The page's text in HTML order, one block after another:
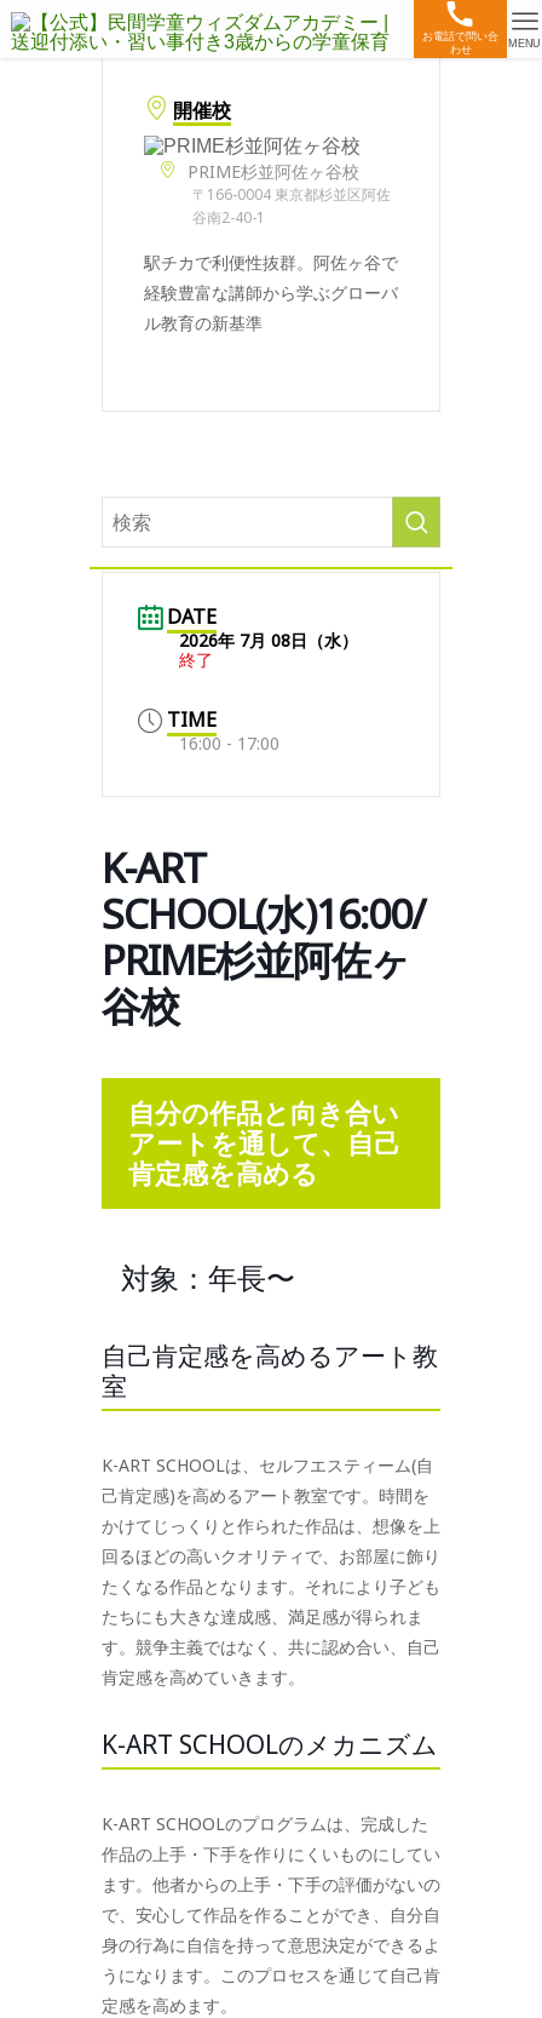
お電話で問い合
わせ
MENU
開催校
PRIME杉並阿佐ヶ谷校
〒166-0004 東京都杉並区阿佐
谷南2-40-1
駅チカで利便性抜群。阿佐ヶ谷で
経験豊富な講師から学ぶグローバ
ル教育の新基準
DATE
2026年 7月 08日（水）
終了
TIME
16:00 - 17:00
K-ART
SCHOOL(水)16:00/
PRIME杉並阿佐ヶ
谷校
自分の作品と向き合い
アートを通して、自己
肯定感を高める
対象：年長〜
自己肯定感を高めるアート教
室
K-ART SCHOOLは、セルフエスティーム(自
己肯定感)を高めるアート教室です。時間を
かけてじっくりと作られた作品は、想像を上
回るほどの高いクオリティで、お部屋に飾り
たくなる作品となります。それにより子ども
たちにも大きな達成感、満足感が得られま
す。競争主義ではなく、共に認め合い、自己
肯定感を高めていきます。
K-ART SCHOOLのメカニズム
K-ART SCHOOLのプログラムは、完成した
作品の上手・下手を作りにくいものにしてい
ます。他者からの上手・下手の評価がないの
で、安心して作品を作ることができ、自分自
身の行為に自信を持って意思決定ができるよ
うになります。このプロセスを通じて自己肯
定感を高めます。